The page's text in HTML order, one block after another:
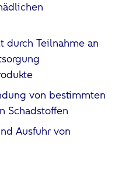
durch Teilnahme an
von bestimmten
Schadstoffen
Ausfuhr von